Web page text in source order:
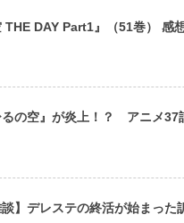
THE DAY Part1』（51巻） 感
るの空』が炎上！？ アニメ37
談】デレステの終活が始まっ